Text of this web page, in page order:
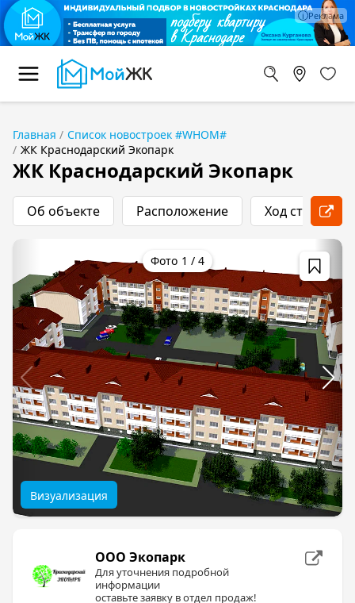
Главная
Список новостроек #WHOM#
ЖК Краснодарский Экопарк
ЖК Краснодарский Экопарк
Об объекте Расположение Ход
1 / 4
Визуализация
ООО Экопарк
Для уточнения подробной
информации
оставьте заявку в отдел продаж!